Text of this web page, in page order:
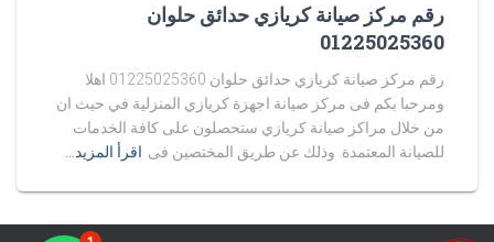
رقم مركز صيانة كريازي حدائق حلوان
01225025360
رقم مركز صيانة كريازي حدائق حلوان 01225025360 اهلا
ومرحبا بكم فى مركز صيانة اجهزة كريازي المنزلية في حيث ان
من خلال مراكز صيانة كريازي ستحصلون على كافة الخدمات
للصيانة المعتمدة. وذلك عن طريق المختصين فى اقرأ المزيد…